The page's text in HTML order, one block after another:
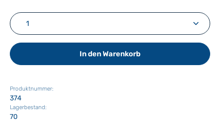
Produkt Anzahl: Gib den gewünschten Wert ein
In den Warenkorb
Produktnummer:
374
Lagerbestand:
70